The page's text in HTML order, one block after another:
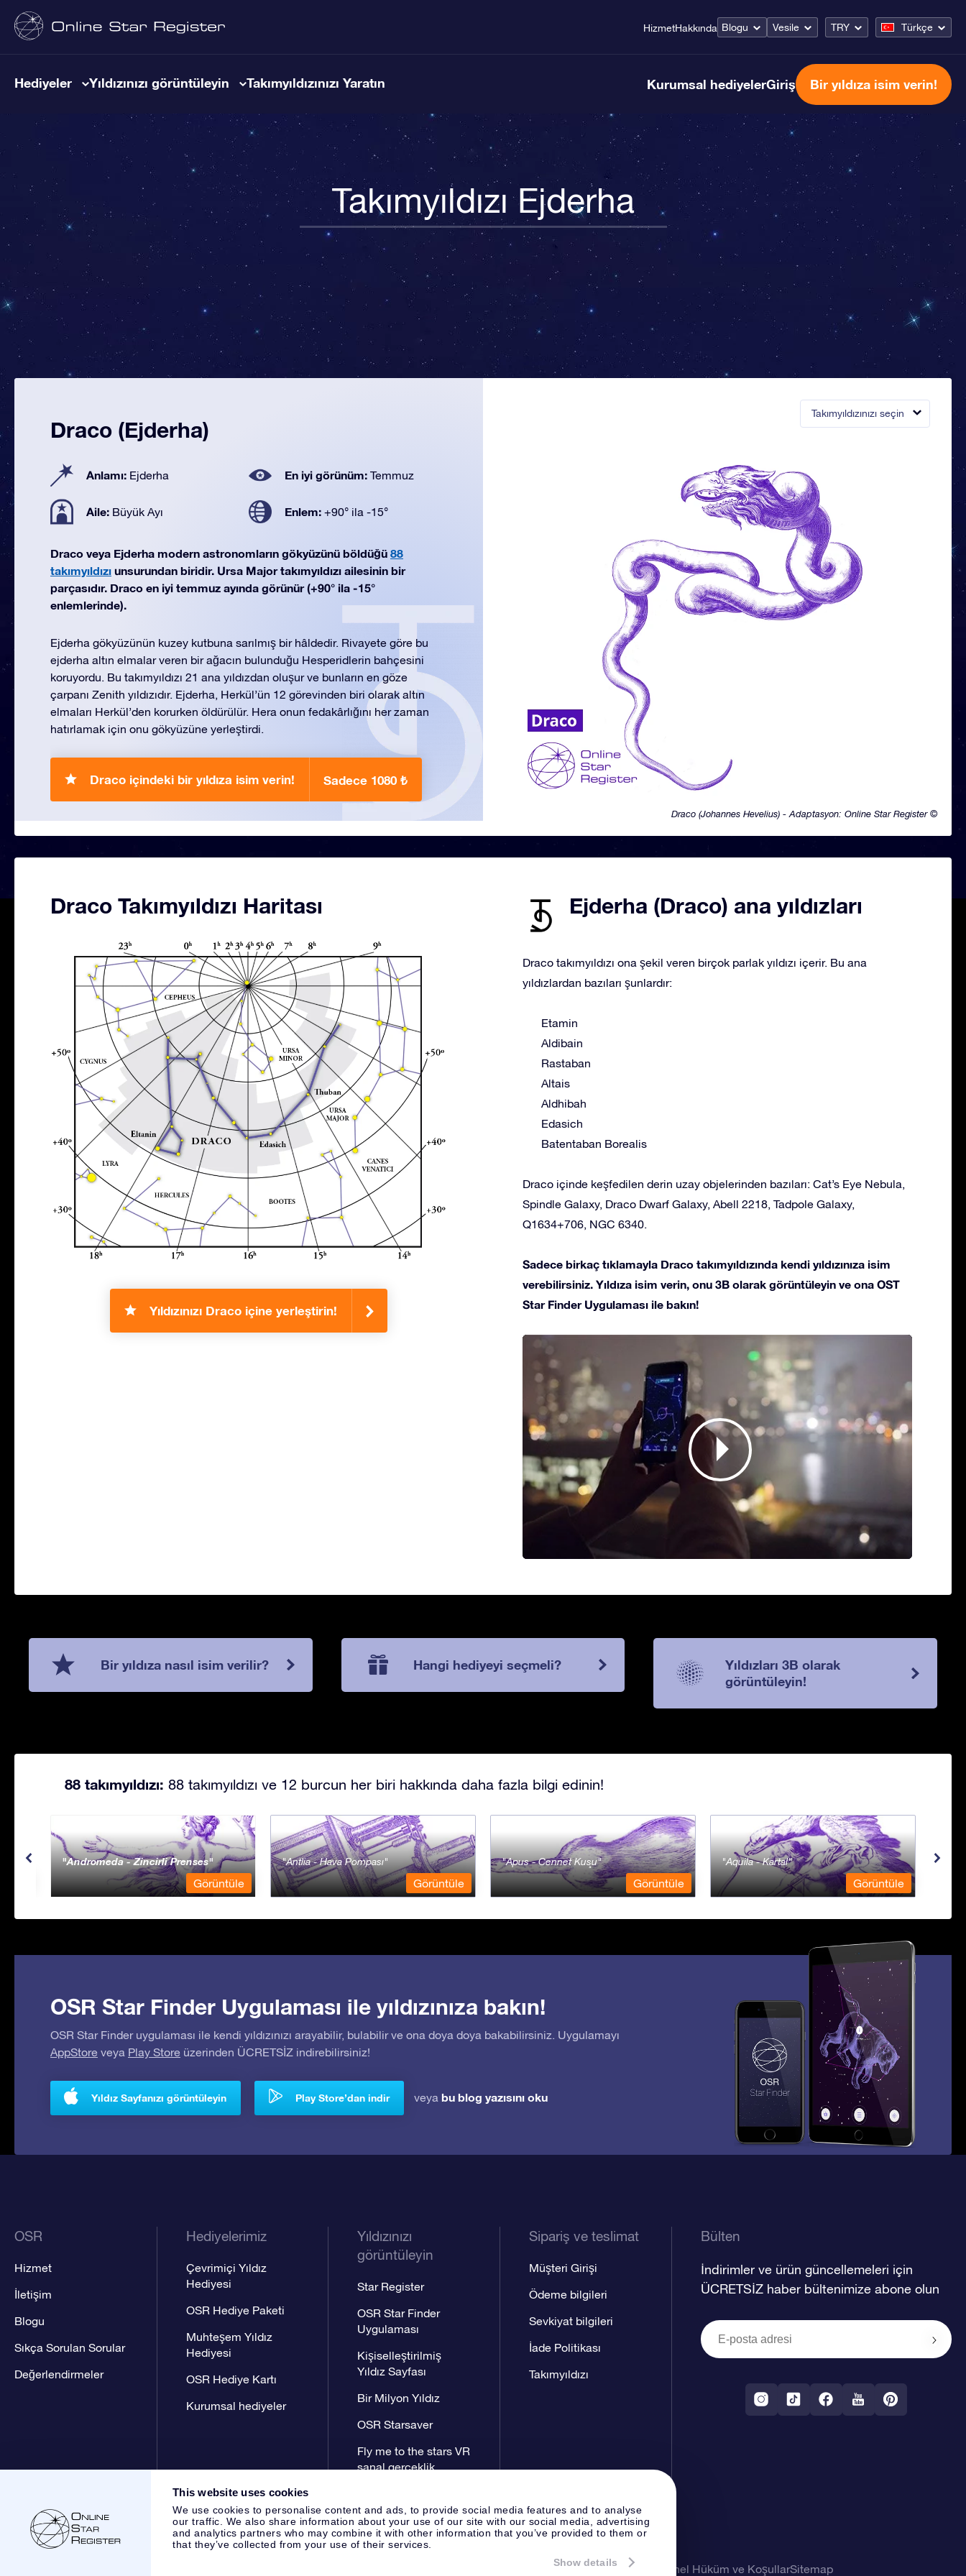
This website uses cookies
We use cookies to personalise content and ads, to provide social media features and to analyse
our traffic. We also share information about your use of our site with our social media, advertising
and analytics partners who may combine it with other information that you’ve provided to them or
that they’ve collected from your use of their services.
Show details
HizmetHakkında Blogu Vesile TRY Türkçe
Hediyeler Yıldızınızı görüntüleyin Takımyıldızınızı Yaratın Kurumsal hediyelerGiriş Bir yıldıza isim verin!
Takımyıldızı Ejderha
Takımyıldızınızı seçin
Draco (Johannes Hevelius) - Adaptasyon: Online Star Register ©
Draco (Ejderha)
Anlamı: Ejderha En iyi görünüm: Temmuz
Aile: Büyük Ayı Enlem: +90° ila -15°
Draco veya Ejderha modern astronomların gökyüzünü böldüğü 88
takımyıldızı unsurundan biridir. Ursa Major takımyıldızı ailesinin bir
parçasıdır. Draco en iyi temmuz ayında görünür (+90° ila -15°
enlemlerinde).
Ejderha gökyüzünün kuzey kutbuna sarılmış bir hâldedir. Rivayete göre bu
ejderha altın elmalar veren bir ağacın bulunduğu Hesperidlerin bahçesini
koruyordu. Bu takımyıldızı 21 ana yıldızdan oluşur ve bunların en göze
çarpanı Zenith yıldızıdır. Ejderha, Herkül’ün 12 görevinden biri olarak altın
elmaları Herkül’den korurken öldürülür. Hera onun fedakârlığını her zaman
hatırlamak için onu gökyüzüne yerleştirdi.
Draco içindeki bir yıldıza isim verin! Sadece 1080 ₺
Draco Takımyıldızı Haritası
Yıldızınızı Draco içine yerleştirin!
Ejderha (Draco) ana yıldızları
Draco takımyıldızı ona şekil veren birçok parlak yıldızı içerir. Bu ana
yıldızlardan bazıları şunlardır:
Etamin
Aldibain
Rastaban
Altais
Aldhibah
Edasich
Batentaban Borealis
Draco içinde keşfedilen derin uzay objelerinden bazıları: Cat’s Eye Nebula,
Spindle Galaxy, Draco Dwarf Galaxy, Abell 2218, Tadpole Galaxy,
Q1634+706, NGC 6340.
Sadece birkaç tıklamayla Draco takımyıldızında kendi yıldızınıza isim
verebilirsiniz. Yıldıza isim verin, onu 3B olarak görüntüleyin ve ona OST
Star Finder Uygulaması ile bakın!
Bir yıldıza nasıl isim verilir? Hangi hediyeyi seçmeli?
Yıldızları 3B olarak
görüntüleyin!
88 takımyıldızı: 88 takımyıldızı ve 12 burcun her biri hakkında daha fazla bilgi edinin!
Andromeda - Zincirli Prenses
Görüntüle
Antlia - Hava Pompası
Görüntüle
Apus - Cennet Kuşu
Görüntüle
Aquila - Kartal
Görüntüle
OSR Star Finder Uygulaması ile yıldızınıza bakın!
OSR Star Finder uygulaması ile kendi yıldızınızı arayabilir, bulabilir ve ona doya doya bakabilirsiniz. Uygulamayı
AppStore veya Play Store üzerinden ÜCRETSİZ indirebilirsiniz!
Yıldız Sayfanızı görüntüleyin Play Store’dan indir veya bu blog yazısını oku
OSR
Hizmet
İletişim
Blogu
Sıkça Sorulan Sorular
Değerlendirmeler
Hediyelerimiz
Çevrimiçi Yıldız
Hediyesi
OSR Hediye Paketi
Muhteşem Yıldız
Hediyesi
OSR Hediye Kartı
Kurumsal hediyeler
Yıldızınızı
görüntüleyin
Star Register
OSR Star Finder
Uygulaması
Kişiselleştirilmiş
Yıldız Sayfası
Bir Milyon Yıldız
OSR Starsaver
Fly me to the stars VR
sanal gerçeklik
Sipariş ve teslimat
Müşteri Girişi
Ödeme bilgileri
Sevkiyat bilgileri
İade Politikası
Takımyıldızı
Bülten
İndirimler ve ürün güncellemeleri için
ÜCRETSİZ haber bültenimize abone olun
OSR Gizlilik Bildirimi Genel Hüküm ve KoşullarSitemap